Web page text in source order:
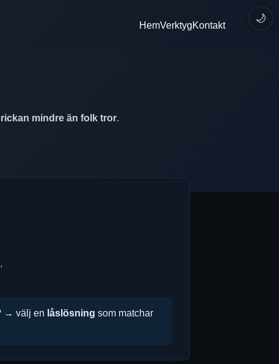
🌙
HemVerktygKontakt
mindre än folk tror.
→ välj en låslösning som matchar